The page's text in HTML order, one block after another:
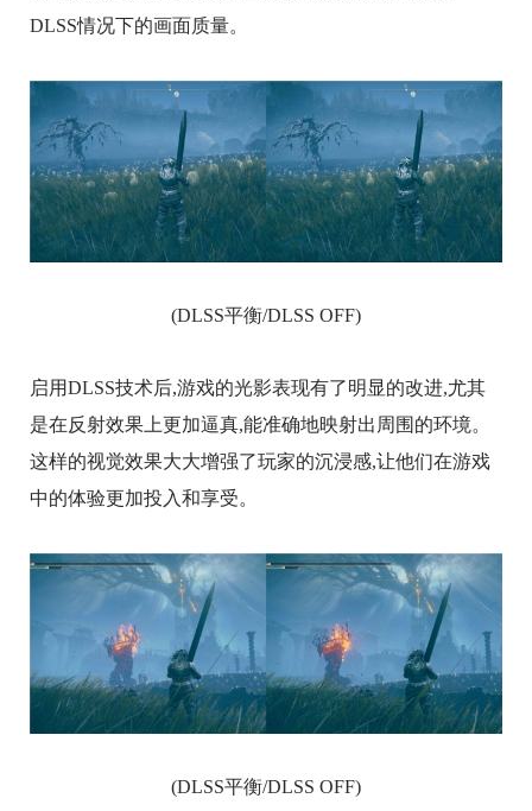
DLSS情况下的画面质量。
(DLSS平衡/DLSS OFF)
启用DLSS技术后,游戏的光影表现有了明显的改进,尤其
是在反射效果上更加逼真,能准确地映射出周围的环境。
这样的视觉效果大大增强了玩家的沉浸感,让他们在游戏
中的体验更加投入和享受。
(DLSS平衡/DLSS OFF)